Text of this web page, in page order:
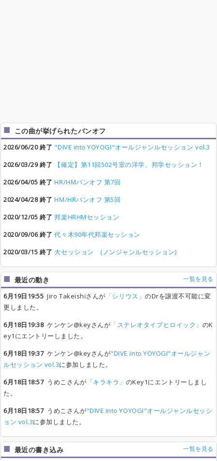
この曲が挙げられたバンオフ
2026/06/20 終了 "DIVE into YOYOGI"オールジャンルセッション vol.3
2026/03/29 終了
【確定】第11回502号室の洋学、邦学セッション！
2026/04/05 終了 HR/HMバンオフ 第7回
2024/04/28 終了 HM/HRバンオフ 第5回
2020/12/05 終了 邦楽HRHMセッション
2020/09/06 終了 代々木90年代邦楽セッション
2020/03/15 終了 大セッション (ノンジャンルセッション)
最近の動き 一覧を見る
6月19日19:55 Jiro Takeishiさんが 「シリウス」のDrを譲渡不可能に変
更しました。
6月18日19:38ケンケン@keyさんが 「ステレオタイプヒロイック」 のK
ey1にエントリーしました。
6月18日19:37ケンケン@keyさんが"DIVE into YOYOGI"オールジャン
ルセッション vol.3に参加しました。
6月18日18:57うめこさんが 「キラキラ」 のKey1にエントリーしまし
た。
6月18日18:57うめこさんが"DIVE into YOYOGI"オールジャンルセッシ
ョン vol.3に参加しました。
最近の書き込み 一覧を見る